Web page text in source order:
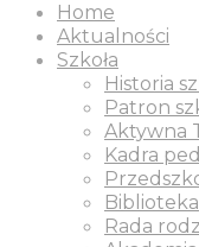
Home
Aktualności
Szkoła
Historia
Patron
Aktywna
Kadra
Biblioteka
Rada